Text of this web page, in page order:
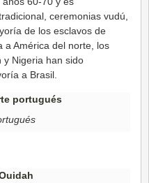
ceremonias vudú,
de los esclavos de
a América del norte, los
y Nigeria han sido
a Brasil.